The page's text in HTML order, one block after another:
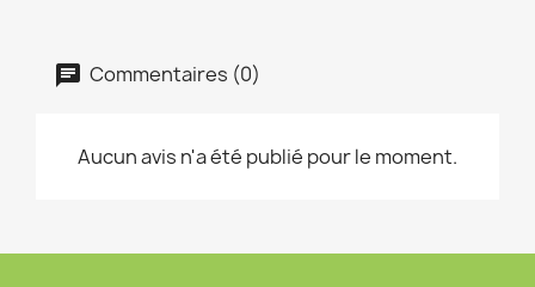
Commentaires (0)
Aucun avis n'a été publié pour le moment.